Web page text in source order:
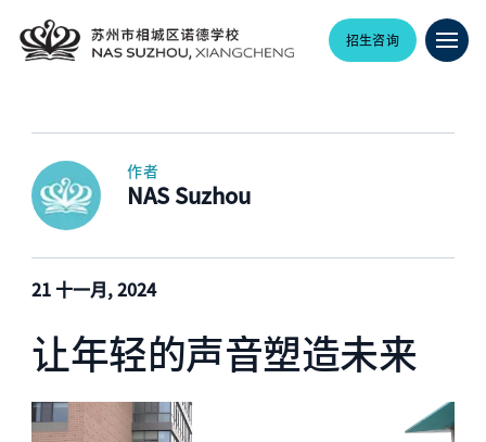
招生咨询
作者
NAS Suzhou
21 十一月, 2024
让年轻的声音塑造未来